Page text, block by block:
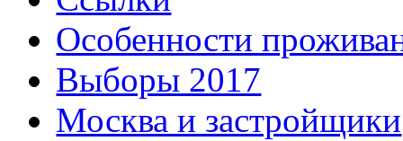
Особенности
Выборы 2017
Москва и застройщики